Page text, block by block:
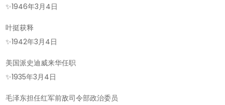
✨1946年3月4日
叶挺获释
✨1942年3月4日
美国派史迪威来华任职
✨1935年3月4日
毛泽东担任红军前敌司令部政治委员